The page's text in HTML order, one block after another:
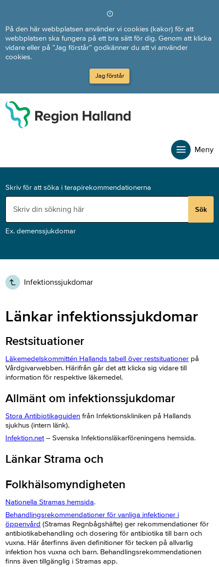
På den här webbplatsen använder vi cookies (kakor) för att
webbplatsen ska fungera på ett bra sätt för dig. Genom att klicka
vidare eller på ”Jag förstår” godkänner du att vi använder
cookies.
Jag förstår
Meny
Skriv för att söka i terapirekommendationerna
Sök
Ex. demenssjukdomar
Infektionssjukdomar
Länkar infektionssjukdomar
Restsituationer
Läkemedelskommittén Hallands tabell över restsituationer på
Vårdgivarwebben. Härifrån går det att klicka sig vidare till
information för respektive läkemedel.
Allmänt om infektionssjukdomar
Stora Antibiotikaguiden från Infektionskliniken på Hallands
sjukhus (intern länk).
Infektion.net– Svenska Infektionsläkarföreningens hemsida.
Länkar Strama och
Folkhälsomyndigheten
Nationella Stramas hemsida.
Behandlingsrekommendationer för vanliga infektioner i
öppenvård (Stramas Regnbågshäfte) ger rekommendationer för
antibiotikabehandling och dosering för antibiotika till barn och
vuxna. Här återfinns även definitioner för tecken på allvarlig
infektion hos vuxna och barn. Behandlingsrekommendationen
finns även tillgänglig i Stramas app.